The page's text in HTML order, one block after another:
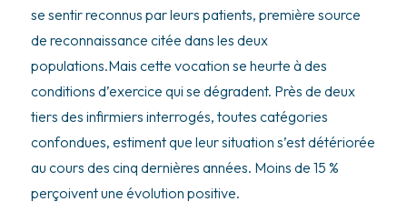
se sentir reconnus par leurs patients, première source
de reconnaissance citée dans les deux
populations.Mais cette vocation se heurte à des
conditions d’exercice qui se dégradent. Près de deux
tiers des infirmiers interrogés, toutes catégories
confondues, estiment que leur situation s’est détériorée
au cours des cinq dernières années. Moins de 15 %
perçoivent une évolution positive.